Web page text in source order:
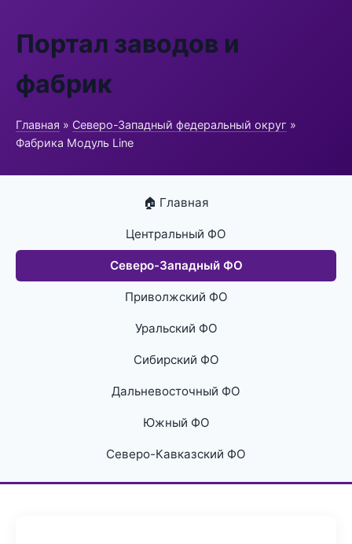
Портал заводов и
фабрик
Главная » Северо-Западный федеральный округ »
Фабрика Модуль Line
🏠 Главная
Центральный ФО
Северо-Западный ФО
Приволжский ФО
Уральский ФО
Сибирский ФО
Дальневосточный ФО
Южный ФО
Северо-Кавказский ФО